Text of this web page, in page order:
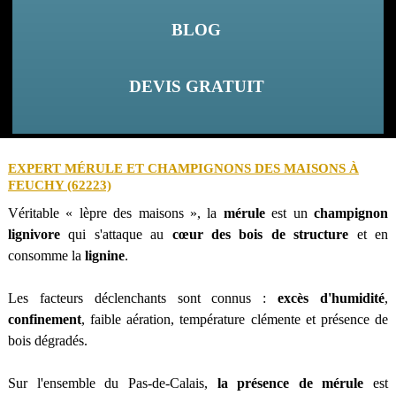
BLOG
DEVIS GRATUIT
EXPERT MÉRULE ET CHAMPIGNONS DES MAISONS À
FEUCHY (62223)
Véritable « lèpre des maisons », la méruleest unchampignon
lignivorequi s'attaque au cœur des bois de structure et en
consomme la lignine.
Les facteurs déclenchants sont connus :excès d'humidité,
confinement, faible aération, température clémente et présence de
bois dégradés.
Sur l'ensemble du Pas-de-Calais, la présence de mérule est